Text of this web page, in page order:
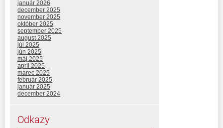
január 2026
december 2025
november 2025
október 2025
september 2025
august 2025
júl 2025
jún 2025
máj 2025
apríl 2025
marec 2025
február 2025
január 2025
december 2024
Odkazy